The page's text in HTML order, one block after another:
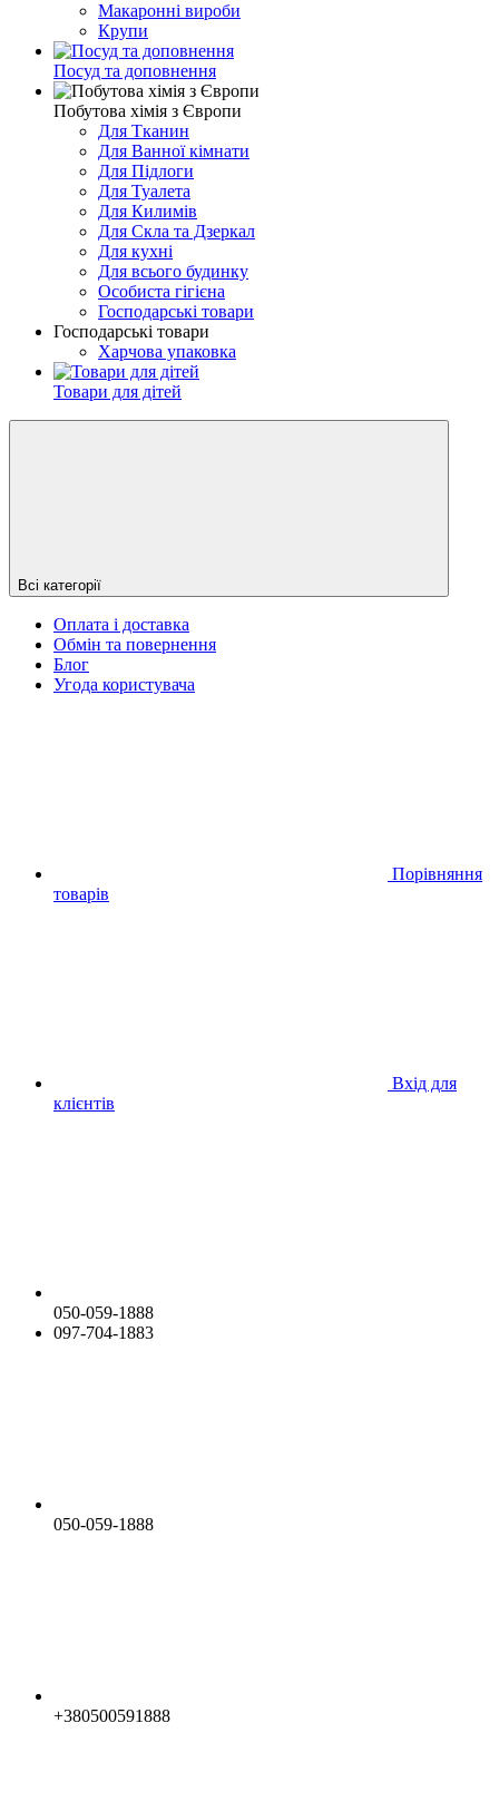
Макаронні вироби
Крупи
Посуд та доповнення
Побутова хімія з Європи
Для Тканин
Для Ванної кімнати
Для Підлоги
Для Туалета
Для Килимів
Для Скла та Дзеркал
Для кухні
Для всього будинку
Особиста гігієна
Господарські товари
Господарські товари
Харчова упаковка
Товари для дітей
Всі категорії
Оплата і доставка
Обмін та повернення
Блог
Угода користувача
Порівняння
товарів
Вхід для
клієнтів
050-059-1888
097-704-1883
050-059-1888
+380500591888